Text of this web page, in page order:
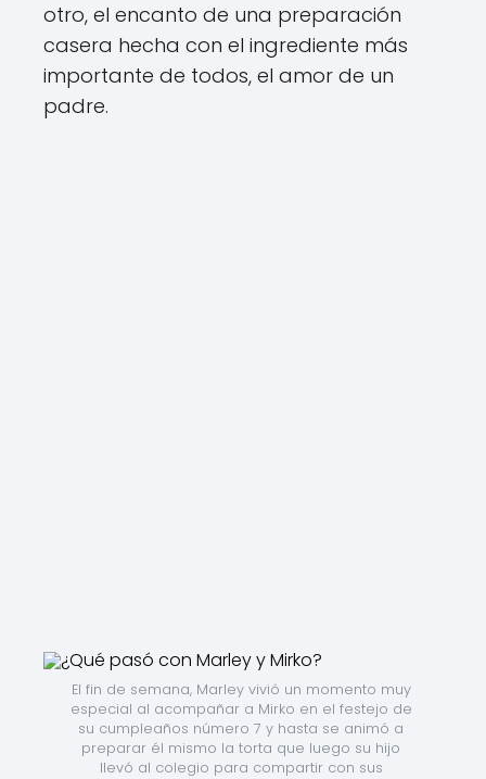
otro, el encanto de una preparación
casera hecha con el ingrediente más
importante de todos, el amor de un
padre.
El fin de semana, Marley vivió un momento muy
especial al acompañar a Mirko en el festejo de
su cumpleaños número 7 y hasta se animó a
preparar él mismo la torta que luego su hijo
llevó al colegio para compartir con sus